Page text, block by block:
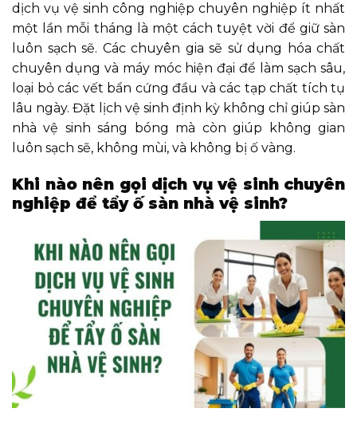
dịch vụ vệ sinh công nghiệp chuyên nghiệp ít nhất
một lần mỗi tháng là một cách tuyệt vời để giữ sàn
luôn sạch sẽ. Các chuyên gia sẽ sử dụng hóa chất
chuyên dụng và máy móc hiện đại để làm sạch sâu,
loại bỏ các vết bẩn cứng đầu và các tạp chất tích tụ
lâu ngày. Đặt lịch vệ sinh định kỳ không chỉ giúp sàn
nhà vệ sinh sáng bóng mà còn giúp không gian
luôn sạch sẽ, không mùi, và không bị ố vàng.
Khi nào nên gọi dịch vụ vệ sinh chuyên
nghiệp để tẩy ố sàn nhà vệ sinh?